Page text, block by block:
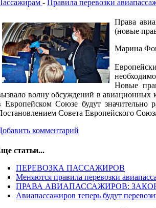
- Правила перевозки
Права
(новые
Марина
Новые
волну обсуждений в авиационных
Европейском Союзе будут
Совета Европейского
комментарий
статьи...
ПЕРЕВОЗКА ПАССАЖИРОВ
Меняются правила перевозки
ПРАВА АВИАПАССАЖИРОВ:
Авиапассажиров теперь будут